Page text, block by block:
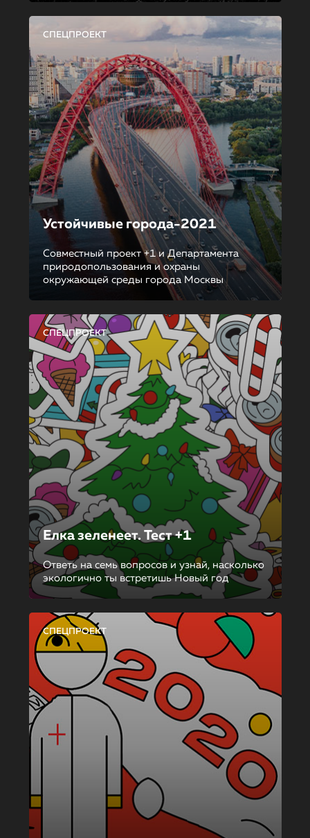
СПЕЦПРОЕКТ
Устойчивые города-2021
Совместный проект +1 и Департамента
природопользования и охраны
окружающей среды города Москвы
СПЕЦПРОЕКТ
Елка зеленеет. Тест +1
Ответь на семь вопросов и узнай, насколько
экологично ты встретишь Новый год
СПЕЦПРОЕКТ